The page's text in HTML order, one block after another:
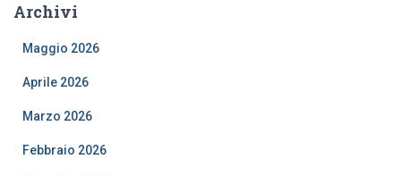
Archivi
Maggio 2026
Aprile 2026
Marzo 2026
Febbraio 2026